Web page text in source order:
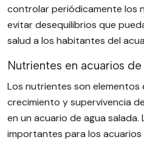
controlar periódicamente los
evitar desequilibrios que
salud a los habitantes del
Nutrientes en acuarios de
Los nutrientes son elementos
crecimiento y supervivencia
en un acuario de agua
importantes para los acuarios